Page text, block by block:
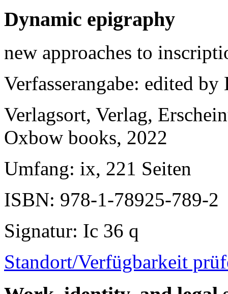
Dynamic epigraphy
new approaches to
Verfasserangabe: edited by
Verlagsort, Verlag,
Oxbow books, 2022
Umfang: ix, 221 Seiten
ISBN: 978-1-78925-789-2
Signatur: Ic 36 q
Standort/Verfügbarkeit